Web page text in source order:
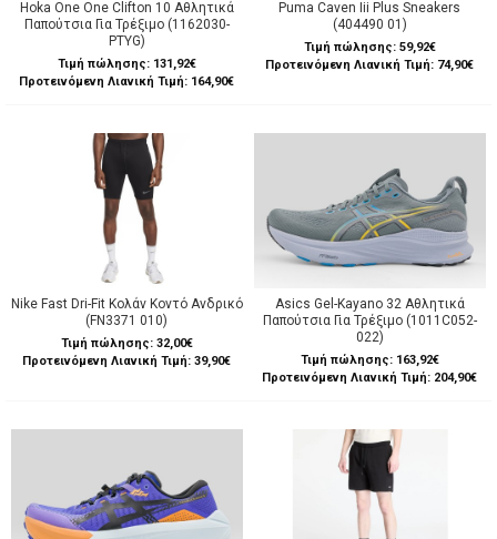
Hoka One One Clifton 10 Αθλητικά
Παπούτσια Για Τρέξιμο (1162030-
PTYG)
Τιμή πώλησης: 131,92€
Προτεινόμενη Λιανική Τιμή: 164,90€
Puma Caven Iii Plus Sneakers
(404490 01)
Τιμή πώλησης: 59,92€
Προτεινόμενη Λιανική Τιμή: 74,90€
Nike Fast Dri-Fit Κολάν Κοντό Ανδρικό
(FN3371 010)
Τιμή πώλησης: 32,00€
Προτεινόμενη Λιανική Τιμή: 39,90€
Asics Gel-Kayano 32 Αθλητικά
Παπούτσια Για Τρέξιμο (1011C052-
022)
Τιμή πώλησης: 163,92€
Προτεινόμενη Λιανική Τιμή: 204,90€